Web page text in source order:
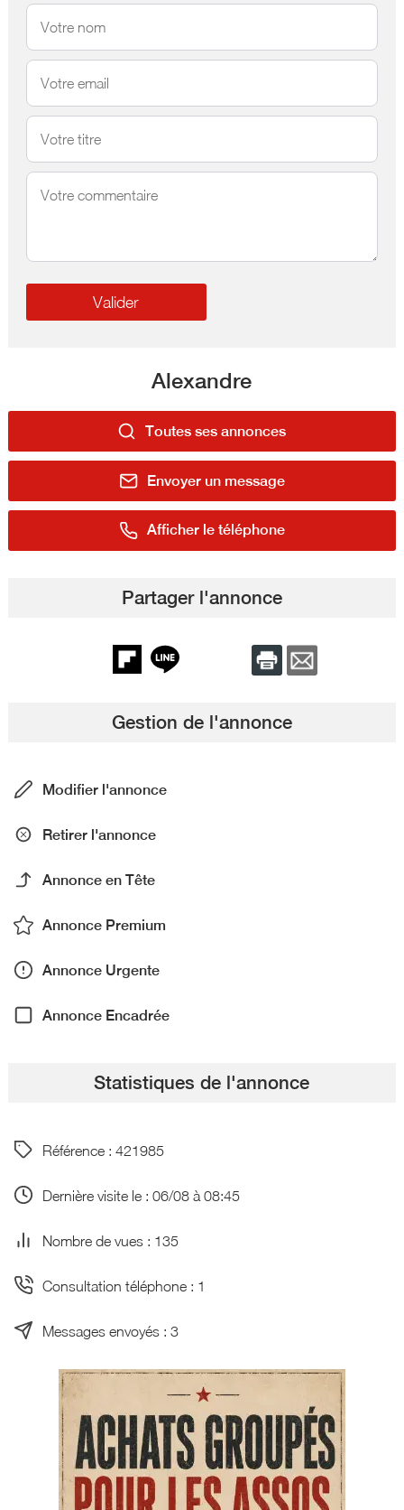
Alexandre
Toutes ses annonces
Envoyer un message
Afficher le téléphone
Partager l'annonce
Gestion de l'annonce
Modifier l'annonce
Retirer l'annonce
Annonce en Tête
Annonce Premium
Annonce Urgente
Annonce Encadrée
Statistiques de l'annonce
Référence : 421985
Dernière visite le : 06/08 à 08:45
Nombre de vues : 135
Consultation téléphone : 1
Messages envoyés : 3